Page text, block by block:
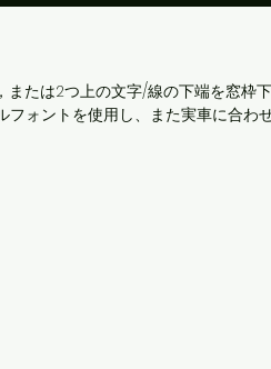
たは2つ上の文字/線の下端を窓枠
ォントを使用し、また実車に合わ